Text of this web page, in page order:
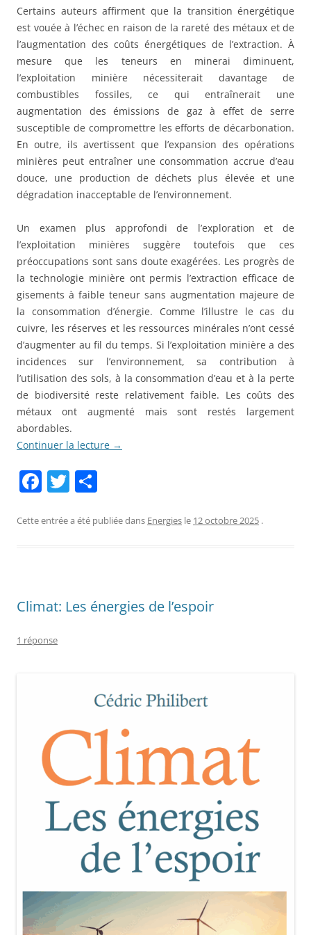
Certains auteurs affirment que la transition énergétique
est vouée à l’échec en raison de la rareté des métaux et de
l’augmentation des coûts énergétiques de l’extraction. À
mesure que les teneurs en minerai diminuent,
l’exploitation minière nécessiterait davantage de
combustibles fossiles, ce qui entraînerait une
augmentation des émissions de gaz à effet de serre
susceptible de compromettre les efforts de décarbonation.
En outre, ils avertissent que l’expansion des opérations
minières peut entraîner une consommation accrue d’eau
douce, une production de déchets plus élevée et une
dégradation inacceptable de l’environnement.
Un examen plus approfondi de l’exploration et de
l’exploitation minières suggère toutefois que ces
préoccupations sont sans doute exagérées. Les progrès de
la technologie minière ont permis l’extraction efficace de
gisements à faible teneur sans augmentation majeure de
la consommation d’énergie. Comme l’illustre le cas du
cuivre, les réserves et les ressources minérales n’ont cessé
d’augmenter au fil du temps. Si l’exploitation minière a des
incidences sur l’environnement, sa contribution à
l’utilisation des sols, à la consommation d’eau et à la perte
de biodiversité reste relativement faible. Les coûts des
métaux ont augmenté mais sont restés largement
abordables.
Continuer la lecture →
F
c
o
k
T
itt ta
Cette entrée a été publiée dans Energies le 12 octobre 2025 .
Climat: Les énergies de l’espoir
1 réponse